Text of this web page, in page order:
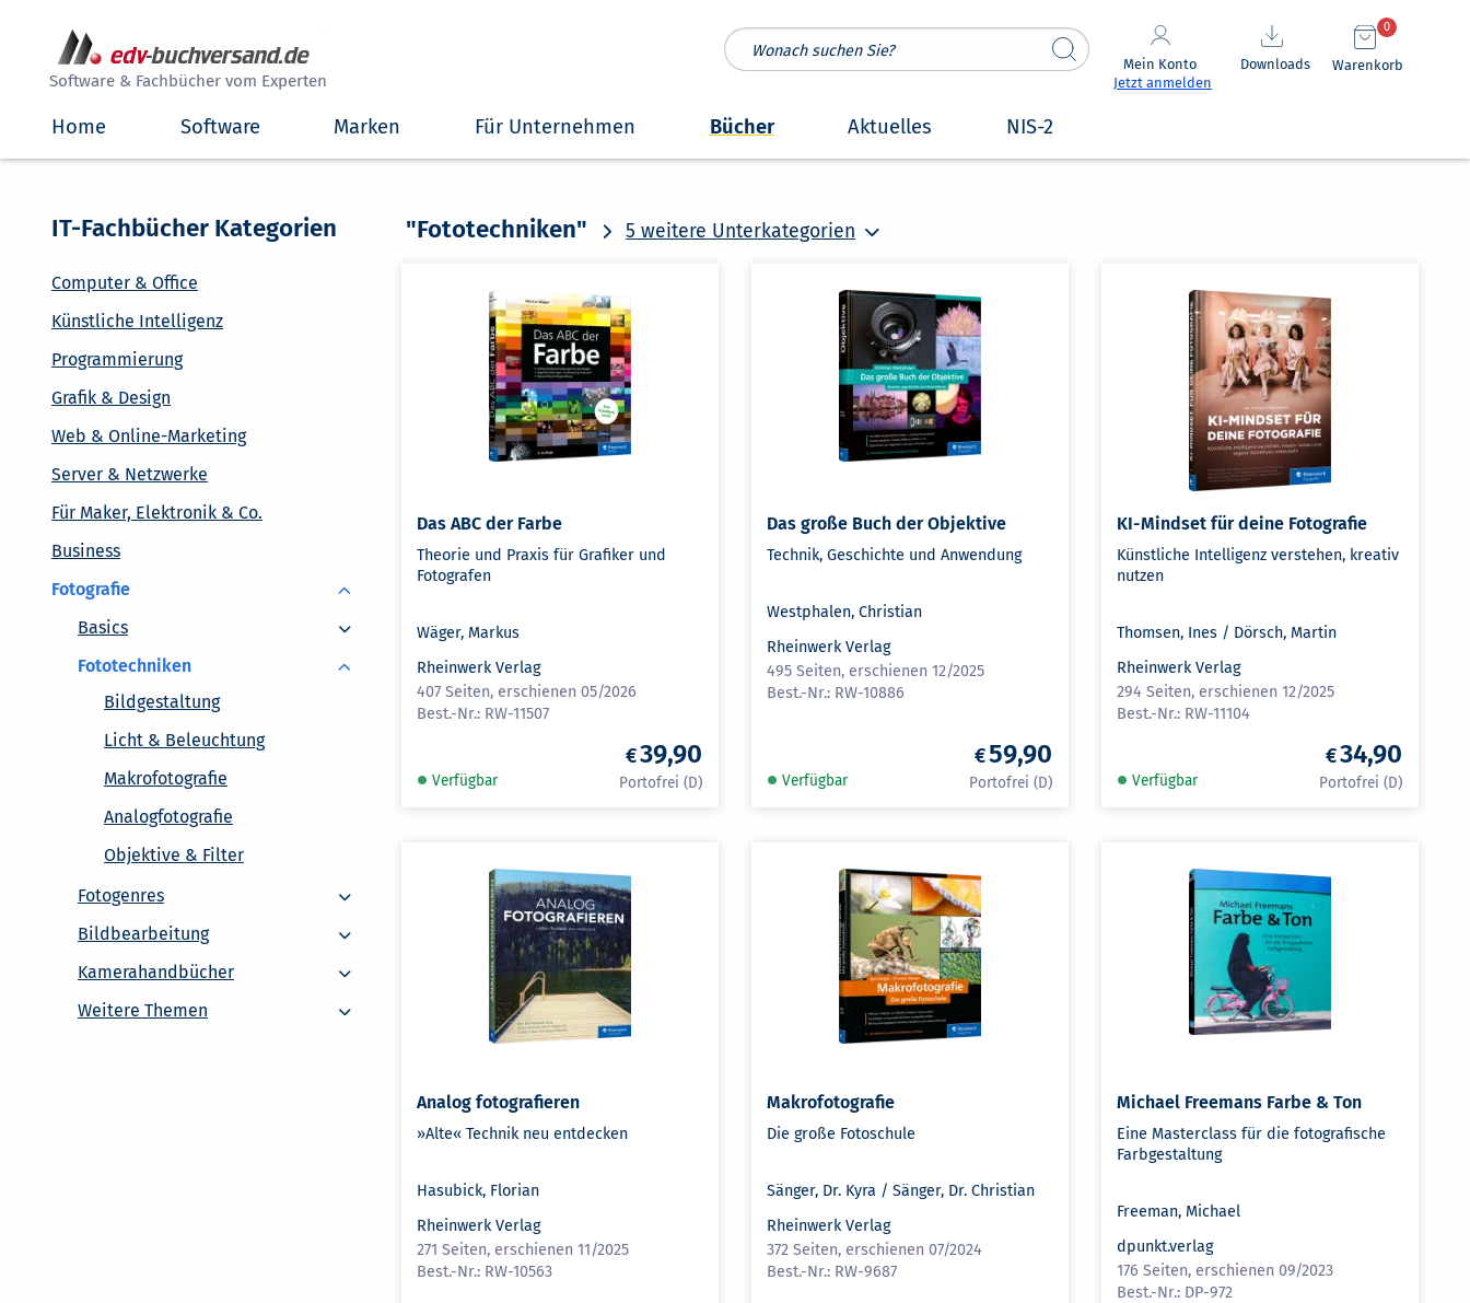
Software & Fachbücher vom Experten
Mein Konto
Jetzt anmelden
Downloads Warenkorb
0
Home Software Marken Für Unternehmen Bücher Aktuelles NIS-2
"Fototechniken" 5 weitere Unterkategorien
IT-Fachbücher Kategorien
Computer & Office
Künstliche Intelligenz
Programmierung
Grafik & Design
Web & Online-Marketing
Server & Netzwerke
Für Maker, Elektronik & Co.
Business
Fotografie
Basics
Basics
Fototechniken
Bildgestaltung
Licht & Beleuchtung
Makrofotografie
Analogfotografie
Objektive & Filter
Fotogenres
Fotogenres
Bildbearbeitung
Bildbearbeitung
Kamerahandbücher
Kamerahandbücher
Weitere Themen
Weitere Themen
Das ABC der Farbe
Theorie und Praxis für Grafiker und
Fotografen
Wäger, Markus
Rheinwerk Verlag
407 Seiten, erschienen 05/2026
RW-11507
Verfügbar
39,90
Das große Buch der Objektive
Technik, Geschichte und Anwendung
Westphalen, Christian
Rheinwerk Verlag
495 Seiten, erschienen 12/2025
RW-10886
Verfügbar
59,90
KI-Mindset für deine Fotografie
Künstliche Intelligenz verstehen, kreativ
nutzen
Thomsen, Ines / Dörsch, Martin
Rheinwerk Verlag
294 Seiten, erschienen 12/2025
RW-11104
Verfügbar
34,90
Analog fotografieren
»Alte« Technik neu entdecken
Hasubick, Florian
Rheinwerk Verlag
271 Seiten, erschienen 11/2025
RW-10563
Makrofotografie
Die große Fotoschule
Sänger, Dr. Kyra / Sänger, Dr. Christian
Rheinwerk Verlag
372 Seiten, erschienen 07/2024
RW-9687
Michael Freemans Farbe & Ton
Eine Masterclass für die fotografische
Farbgestaltung
Freeman, Michael
dpunkt.verlag
176 Seiten, erschienen 09/2023
DP-972